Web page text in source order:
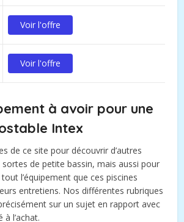
Voir l'offre
Voir l'offre
à avoir pour une
Intex
de ce site pour découvrir d’autres
sortes de petite bassin, mais aussi pour
l’équipement que ces piscines
entretiens. Nos différentes rubriques
sur un sujet en rapport avec
l’achat.